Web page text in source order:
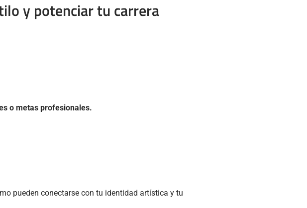
y potenciar tu carrera
o metas profesionales.
pueden conectarse con tu identidad artística y tu